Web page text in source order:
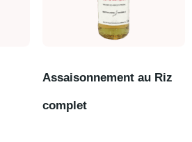
Assaisonnement au Riz
complet